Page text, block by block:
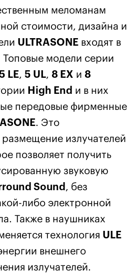
меломанам
стоимости, дизайна и
ULTRASONE входят в
Топовые модели серии
LE, 5 UL, 8 EX и 8
High End и в них
передовые фирменные
. Это
размещение излучателей
позволяет получить
звуковую
Sound , без
либо электронной
Также в наушниках
технология ULE
внешнего
излучателей.